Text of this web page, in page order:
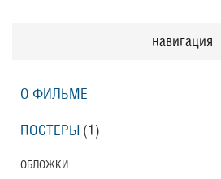
навигация
О ФИЛЬМЕ
ПОСТЕРЫ (1)
ОБЛОЖКИ